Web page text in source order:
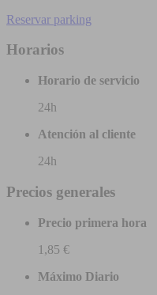
Reservar parking
Horarios
Horario de servicio
24h
Atención al cliente
24h
Precios generales
Precio primera hora
1,85 €
Máximo Diario